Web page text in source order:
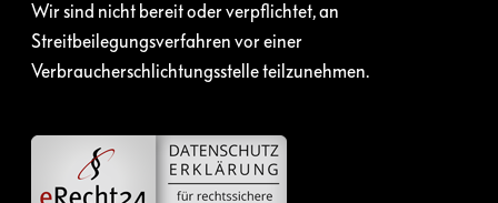
Wir sind nicht bereit oder verpflichtet, an
Streitbeilegungsverfahren vor einer
Verbraucherschlichtungsstelle teilzunehmen.